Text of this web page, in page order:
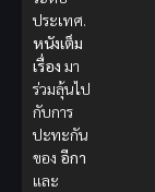
ประเทศ.
หนังเต็ม
เรื่อง มา
ร่วมลุ้นไป
กับการ
ปะทะกัน
ของ อีกา
และ